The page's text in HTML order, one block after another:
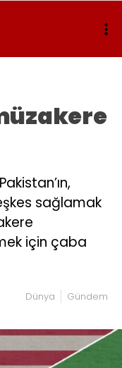
sağlamak
için çaba
Dünya Gündem